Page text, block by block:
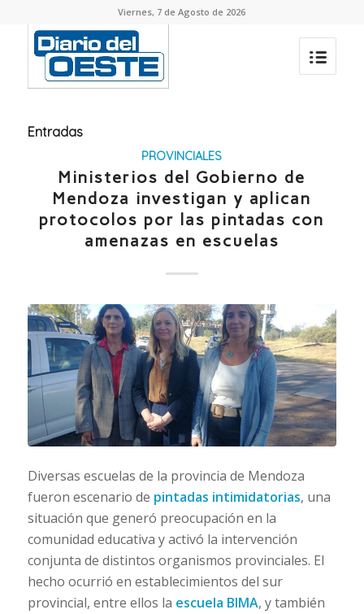
Viernes, 7 de Agosto de 2026
Entradas
PROVINCIALES
Ministerios del Gobierno de
Mendoza investigan y aplican
protocolos por las pintadas con
amenazas en escuelas
Diversas escuelas de la provincia de Mendoza
fueron escenario de pintadas intimidatorias, una
situación que generó preocupación en la
comunidad educativa y activó la intervención
conjunta de distintos organismos provinciales. El
hecho ocurrió en establecimientos del sur
provincial, entre ellos la escuela BIMA, y también